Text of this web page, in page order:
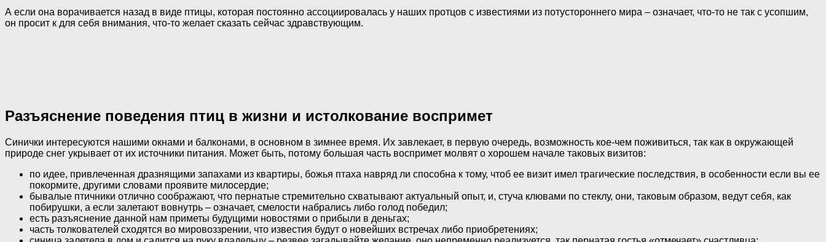
А если она ворачивается назад в виде птицы, которая постоянно ассоциировалась у наших протцов с известиями из потустороннего мира – означает, что-то не так с усопшим,
он просит к для себя внимания, что-то желает сказать сейчас здравствующим.
Разъяснение поведения птиц в жизни и истолкование воспримет
Синички интересуются нашими окнами и балконами, в основном в зимнее время. Их завлекает, в первую очередь, возможность кое-чем поживиться, так как в окружающей
природе снег укрывает от их источники питания. Может быть, потому большая часть воспримет молвят о хорошем начале таковых визитов:
по идее, привлеченная дразнящими запахами из квартиры, божья птаха навряд ли способна к тому, чтоб ее визит имел трагические последствия, в особенности если вы ее
покормите, другими словами проявите милосердие;
бывалые птичники отлично соображают, что пернатые стремительно схватывают актуальный опыт, и, стуча клювами по стеклу, они, таковым образом, ведут себя, как
побирушки, а если залетают вовнутрь – означает, смелости набрались либо голод победил;
есть разъяснение данной нам приметы будущими новостями о прибыли в деньгах;
часть толкователей сходятся во мировоззрении, что известия будут о новейших встречах либо приобретениях;